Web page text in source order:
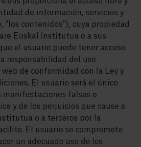
de información, servicios y
“los contenidos”), cuya propiedad
Euskal Institutua o a sus
el usuario puede tener acceso.
responsabilidad del uso
de conformidad con la Ley y
El usuario será el único
manifestaciones falsas o
y de los perjuicios que cause a
o a terceros por la
El usuario se compromete
un adecuado uso de los